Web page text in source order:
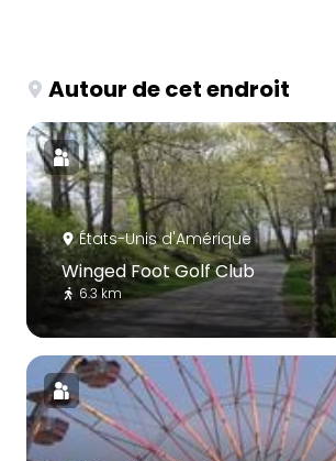
Autour de cet endroit
États-Unis d'Amérique
Winged Foot Golf Club
6.3 km